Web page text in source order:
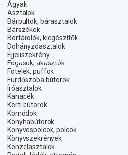
Ágyak
Asztalok
Bárpultok, bárasztalok
Bárszékek
Bortárolók, kiegészítők
Dohányzóasztalok
Éjjeliszekrény
Fogasok, akasztók
Fotelek, puffok
Fürdőszoba bútorok
Íróasztalok
Kanapék
Kerti bútorok
Komódok
Konyhabútorok
Könyvespolcok, polcok
Könyvszekrények
Konzolasztalok